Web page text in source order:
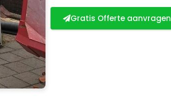
Gratis Offerte aanvragen